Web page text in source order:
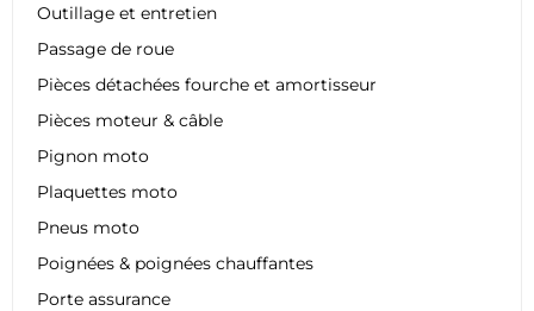
Outillage et entretien
Passage de roue
Pièces détachées fourche et amortisseur
Pièces moteur & câble
Pignon moto
Plaquettes moto
Pneus moto
Poignées & poignées chauffantes
Porte assurance